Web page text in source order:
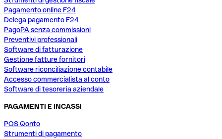
Pagamento online F24
Delega pagamento F24
PagoPA senza commissioni
Preventivi professionali
Software di fatturazione
Gestione fatture fornitori
Software riconciliazione contabile
Accesso commercialista al conto
Software di tesoreria aziendale
PAGAMENTI E INCASSI
POS Qonto
Strumenti di pagamento